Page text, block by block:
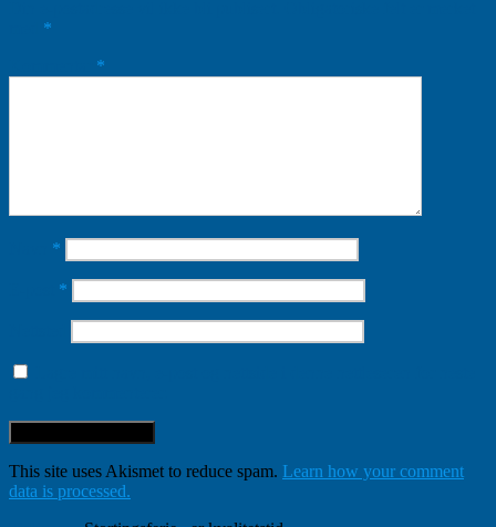
*
*
*
*
This site uses Akismet to reduce spam. Learn how your comment
data is processed.